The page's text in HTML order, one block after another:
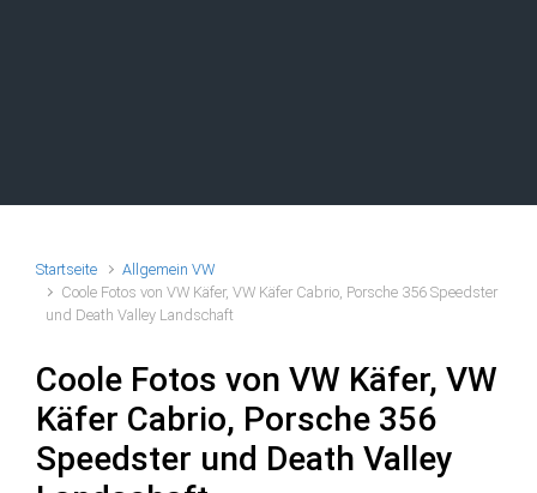
Startseite
Allgemein VW
Coole Fotos von VW Käfer, VW Käfer Cabrio, Porsche 356 Speedster
und Death Valley Landschaft
Coole Fotos von VW Käfer, VW
Käfer Cabrio, Porsche 356
Speedster und Death Valley